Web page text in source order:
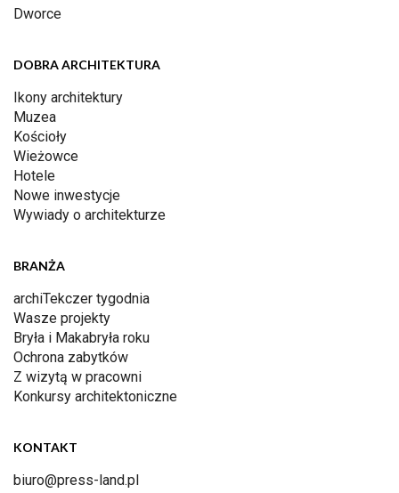
Dworce
DOBRA ARCHITEKTURA
Ikony architektury
Muzea
Kościoły
Wieżowce
Hotele
Nowe inwestycje
Wywiady o architekturze
BRANŻA
archiTekczer tygodnia
Wasze projekty
Bryła i Makabryła roku
Ochrona zabytków
Z wizytą w pracowni
Konkursy architektoniczne
KONTAKT
biuro@press-land.pl